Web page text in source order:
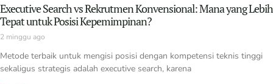
Executive Search vs Rekrutmen Konvensional: Mana yang Lebih
Tepat untuk Posisi Kepemimpinan?
2 minggu ago
Metode terbaik untuk mengisi posisi dengan kompetensi teknis tinggi
sekaligus strategis adalah executive search, karena